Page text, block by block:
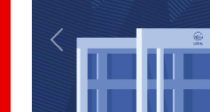
Previous